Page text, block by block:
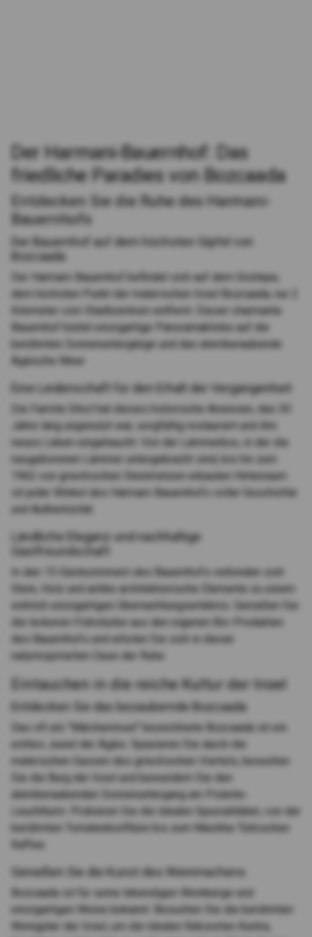
Der Harmani-Bauernhof: Das
friedliche Paradies von Bozcaada
Entdecken Sie die Ruhe des Harmani-
Bauernhofs
Der Bauernhof auf dem höchsten Gipfel von
Bozcaada
Der Harmani-Bauernhof befindet sich auf dem Göztepe,
dem höchsten Punkt der malerischen Insel Bozcaada, nur 2
Kilometer vom Stadtzentrum entfernt. Dieser charmante
Bauernhof bietet einzigartige Panoramablicke auf die
berühmten Sonnenuntergänge und das atemberaubende
Ägäische Meer.
Eine Leidenschaft für den Erhalt der Vergangenheit
Die Familie Erkol hat dieses historische Anwesen, das 30
Jahre lang ungenutzt war, sorgfältig restauriert und ihm
neues Leben eingehaucht. Von der Lämmerbox, in der die
neugeborenen Lämmer untergebracht sind, bis hin zum
1962 von griechischen Steinmetzen erbauten Hirtenraum
ist jeder Winkel des Harmani-Bauernhofs voller Geschichte
und Authentizität.
Ländliche Eleganz und nachhaltige
Gastfreundschaft
In den 15 Gästezimmern des Bauernhofs verbinden sich
Stein, Holz und antike architektonische Elemente zu einem
wirklich einzigartigen Übernachtungserlebnis. Genießen Sie
die leckeren Frühstücke aus den eigenen Bio-Produkten
des Bauernhofs und erholen Sie sich in dieser
naturinspirierten Oase der Ruhe.
Eintauchen in die reiche Kultur der Insel
Entdecken Sie das bezaubernde Bozcaada
Das oft als "Märcheninsel" bezeichnete Bozcaada ist ein
echtes Juwel der Ägäis. Spazieren Sie durch die
malerischen Gassen des griechischen Viertels, besuchen
Sie die Burg der Insel und bewundern Sie den
atemberaubenden Sonnenuntergang am Polente-
Leuchtturm. Probieren Sie die lokalen Spezialitäten, von der
berühmten Tomatenkonfitüre bis zum Mastiha-Türkischen
Kaffee.
Genießen Sie die Kunst des Weinmachens
Bozcaada ist für seine lebendigen Weinberge und
einzigartigen Weine bekannt. Besuchen Sie die berühmten
Weingüter der Insel, um die lokalen Rebsorten Kuntra,